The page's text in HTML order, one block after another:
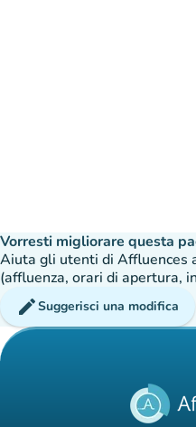
Vorresti migliorare questa
Aiuta gli utenti di Affluences
(affluenza, orari di apertura,
editSuggerisci una modifica